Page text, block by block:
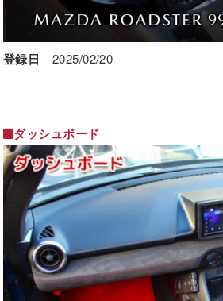
登録日 2025/02/20
ダッシュボード